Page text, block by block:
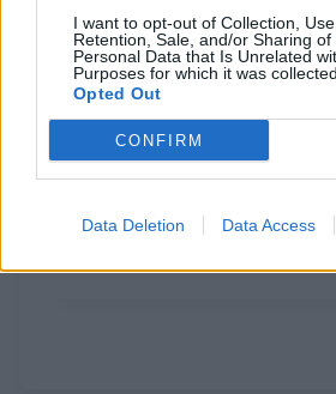
I want to opt-out of Collection, Use,
Retention, Sale, and/or Sharing of
Personal Data that Is Unrelated
Purposes for which it was collected.
Opted Out
CONFIRM
Data Deletion Data Access
Žmogžudys Rokiškyje
sau išsikvietė pats